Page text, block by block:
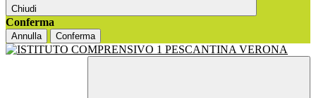
Chiudi
Conferma
Annulla Conferma